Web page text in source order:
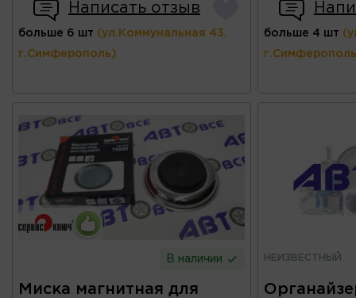
Написать отзыв
больше 6 шт (ул.Коммунальная 43,
г.Симферополь)
больше 4 шт
В наличии
Миска магнитная для
НЕИЗВЕСТНЫЙ